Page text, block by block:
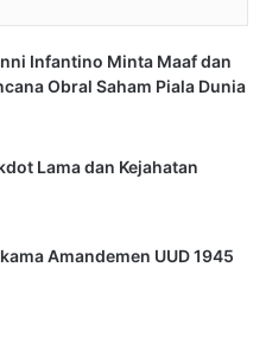
Infantino Minta Maaf dan
Obral Saham Piala Dunia
Lama dan Kejahatan
Amandemen UUD 1945